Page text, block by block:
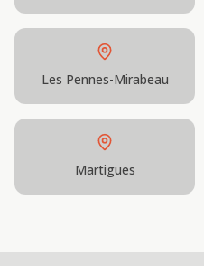
Les Pennes-Mirabeau
Martigues